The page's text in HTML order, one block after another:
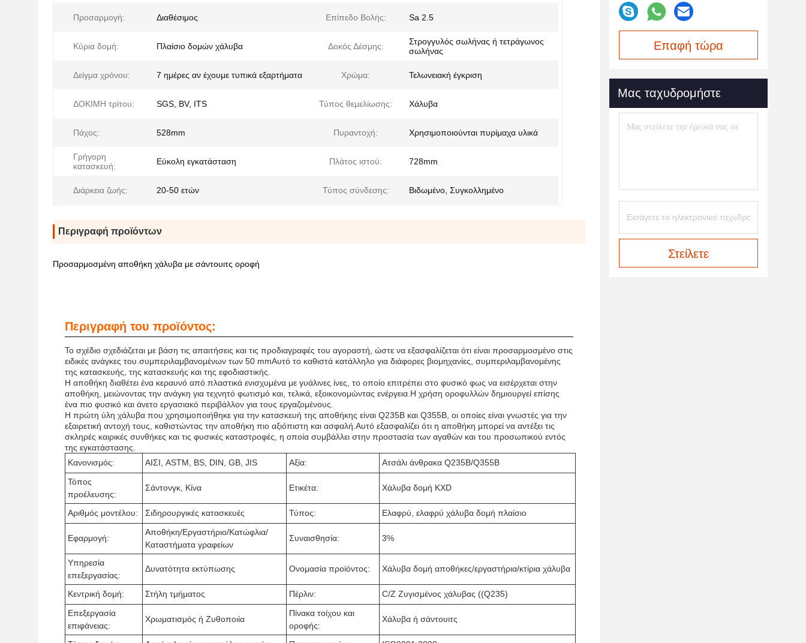
Προσαρμογή: Διαθέσιμος Επίπεδο Βολής: Sa 2.5
Κύρια δομή: Πλαίσιο δομών χάλυβα Δοκός Δέσμης:
Στρογγυλός σωλήνας ή τετράγωνος
σωλήνας
Δείγμα χρόνου: 7 ημέρες αν έχουμε τυπικά εξαρτήματα Χρώμα: Τελωνειακή έγκριση
ΔΟΚΙΜΗ τρίτου: SGS, BV, ITS Τύπος θεμελίωσης: Χάλυβα
Πάχος: 528mm Πυραντοχή: Χρησιμοποιούνται πυρίμαχα υλικά
Γρήγορη
κατασκευή:
Εύκολη εγκατάσταση Πλάτος ιστού: 728mm
Διάρκεια ζωής: 20-50 ετών Τύπος σύνδεσης: Βιδωμένο, Συγκολλημένο
Περιγραφή προϊόντων
Προσαρμοσμένη αποθήκη χάλυβα με σάντουιτς οροφή
Περιγραφή του προϊόντος:
Το σχέδιο σχεδιάζεται με βάση τις απαιτήσεις και τις προδιαγραφές του αγοραστή, ώστε να εξασφαλίζεται ότι είναι προσαρμοσμένο στις
ειδικές ανάγκες του.συμπεριλαμβανομένων των 50 mmΑυτό το καθιστά κατάλληλο για διάφορες βιομηχανίες, συμπεριλαμβανομένης
της κατασκευής, της κατασκευής και της εφοδιαστικής.
Η αποθήκη διαθέτει ένα κεραυνό από πλαστικά ενισχυμένα με γυάλινες ίνες, το οποίο επιτρέπει στο φυσικό φως να εισέρχεται στην
αποθήκη, μειώνοντας την ανάγκη για τεχνητό φωτισμό και, τελικά, εξοικονομώντας ενέργεια.Η χρήση οροφυλλών δημιουργεί επίσης
ένα πιο φυσικό και άνετο εργασιακό περιβάλλον για τους εργαζομένους.
Η πρώτη ύλη χάλυβα που χρησιμοποιήθηκε για την κατασκευή της αποθήκης είναι Q235B και Q355B, οι οποίες είναι γνωστές για την
εξαιρετική αντοχή τους, καθιστώντας την αποθήκη πιο αξιόπιστη και ασφαλή.Αυτό εξασφαλίζει ότι η αποθήκη μπορεί να αντέξει τις
σκληρές καιρικές συνθήκες και τις φυσικές καταστροφές, η οποία συμβάλλει στην προστασία των αγαθών και του προσωπικού εντός
της εγκατάστασης.
Κανονισμός:
ΑΙΣΙ, ASTM, BS, DIN, GB, JIS Αξία:
Ατσάλι άνθρακα Q235B/Q355B
Τόπος
προέλευσης:
Σάντονγκ, Κίνα Ετικέτα: Χάλυβα δομή KXD
Αριθμός μοντέλου: Σιδηρουργικές κατασκευές Τύπος: Ελαφρύ, ελαφρύ χάλυβα δομή πλαίσιο
Εφαρμογή:
Αποθήκη/Εργαστήριο/Κατώφλια/
Καταστήματα γραφείων
Συναισθησία: 3%
Υπηρεσία
επεξεργασίας:
Δυνατότητα εκτύπωσης Ονομασία προϊόντος: Χάλυβα δομή αποθήκες/εργαστήρια/κτίρια χάλυβα
Κεντρική δομή: Στήλη τμήματος Πέρλιν:
C/Z Ζυγισμένος χάλυβας ((Q235)
Επεξεργασία
επιφάνειας:
Χρωματισμός ή Ζυθοποιία
Πίνακα τοίχου και
οροφής:
Χάλυβα ή σάντουιτς
Επαφή τώρα
Μας ταχυδρομήστε
Στείλετε